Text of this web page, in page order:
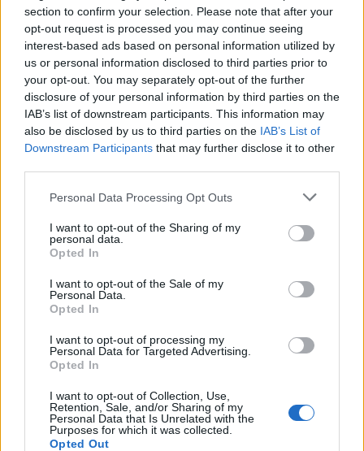
section to confirm your selection. Please note that after your
opt-out request is processed you may continue seeing
interest-based ads based on personal information utilized by
us or personal information disclosed to third parties prior to
your opt-out. You may separately opt-out of the further
disclosure of your personal information by third parties on the
IAB’s list of downstream participants. This information may
also be disclosed by us to third parties on the IAB’s List of
Downstream Participants that may further disclose it to other
Personal Data Processing Opt Outs
I want to opt-out of the Sharing of my
personal data.
Opted In
I want to opt-out of the Sale of my
Personal Data.
Opted In
I want to opt-out of processing my
Personal Data for Targeted Advertising.
Opted In
I want to opt-out of Collection, Use,
Retention, Sale, and/or Sharing of my
Personal Data that Is Unrelated with the
Purposes for which it was collected.
Opted Out
Une question simple pour
savoir si votre sommeil
vous vieillit
prématurément
Article suivant
Boostez votre cerveau :
l’habitude simple pour
préserver vos capacités
mentales
news
essentiels des
cardiologues pour
éviter le danger
attention à la pénurie de
lunettes de sécurité
combattre le cancer
buccal